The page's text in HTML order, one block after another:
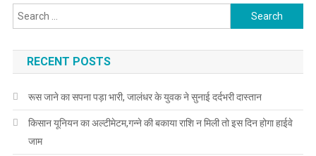
Search for:
RECENT POSTS
रूस जाने का सपना पड़ा भारी, जालंधर के युवक ने सुनाई दर्दभरी दास्तान
किसान यूनियन का अल्टीमेटम,गन्ने की बकाया राशि न मिली तो इस दिन होगा हाईवे
जाम